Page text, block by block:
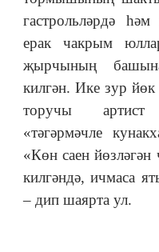
гастрольләрдә
ерак чакрым
җырчының
килгән. Ике зур
торучы артист
«тәгәрмәчле
«Көн саен
килгәндә, ичмаса
– дип шаярта ул.